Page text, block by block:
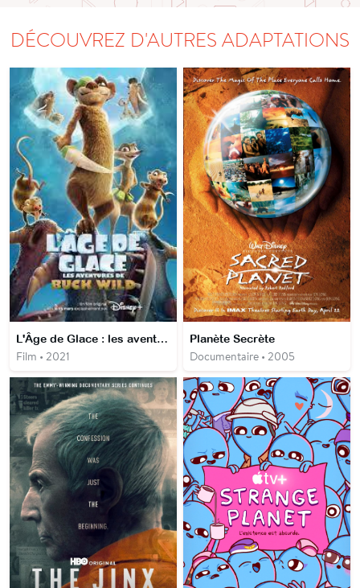
DÉCOUVREZ D'AUTRES ADAPTATIONS
L'Âge de Glace : les aventures de Buck Wild
Film • 2021
Planète Secrète
Documentaire • 2005